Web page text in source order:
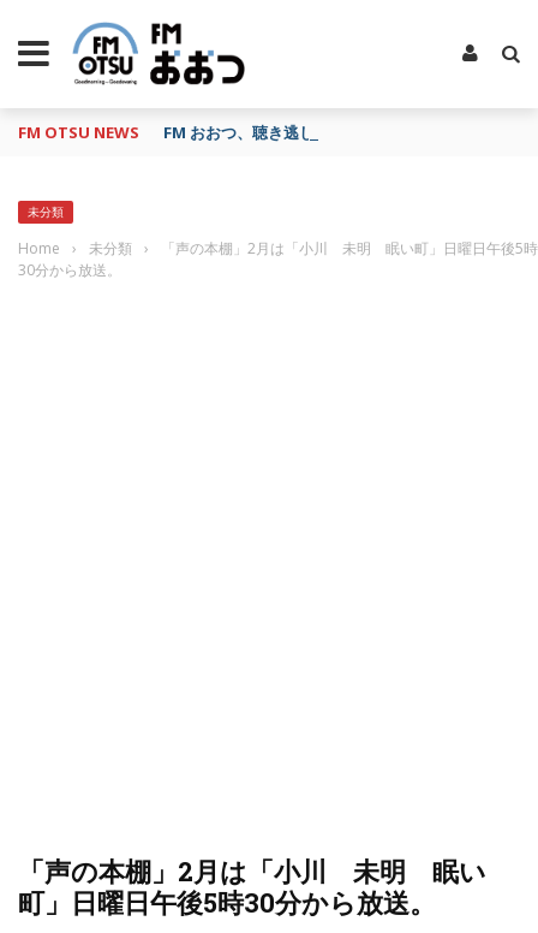
FM OTSU NEWS FM おおつ、聴き逃し番組配信サービス「shelfs」
未分類
Home › 未分類 ›
「声の本棚」2月は「小川 未明 眠い町」日曜日午後5時
30分から放送。
「声の本棚」2月は「小川 未明 眠い
町」日曜日午後5時30分から放送。